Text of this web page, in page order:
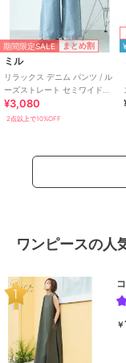
期間限定SALE まとめ割
ミル
リラックス デニム パンツ / ル
ーズストレート セミワイド
【mil (ミル)】
¥3,080
2点以上で10%OFF
ワンピースの人
￥